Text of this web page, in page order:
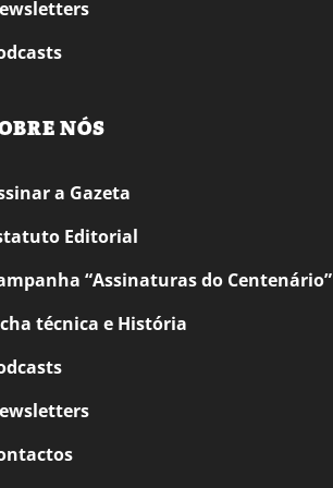
NÓS
a Gazeta
Editorial
“Assinaturas do Centenário”
técnica e História